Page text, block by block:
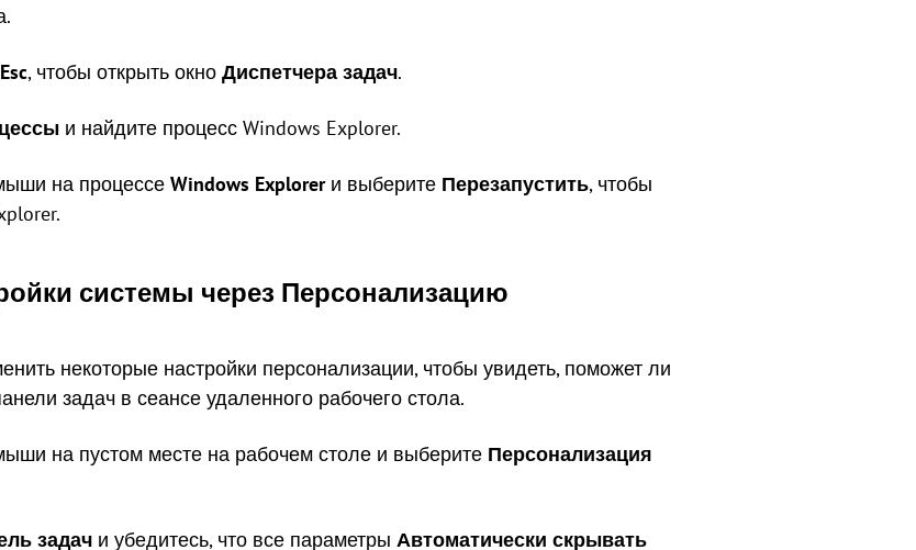
Esc, чтобы открыть окно Диспетчера задач.
и найдите процесс Windows Explorer.
на процессе Windows Explorerи выберите Перезапустить, чтобы
системы через Персонализацию
некоторые настройки персонализации, чтобы увидеть, поможет ли
задач в сеансе удаленного рабочего стола.
на пустом месте на рабочем столе и выберите Персонализация
задач и убедитесь, что все параметры Автоматически скрывать